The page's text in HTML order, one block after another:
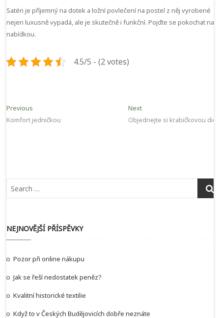
Satén je příjemný na dotek a ložní povlečení na postel z něj vyrobené
nejen luxusně vypadá, ale je skutečně i funkční. Pojďte se pokochat naší
nabídkou.
4.5/5 - (2 votes)
Navigace
pro
Previous
post:
Komfort jedničkou
NextNext
post:
Objednejte si krabičkovou
NEJNOVĚJŠÍ PŘÍSPĚVKY
Pozor při online nákupu
Jak se řeší nedostatek peněz?
Kvalitní historické textilie
Když to v Českých Budějovicích dobře neznáte